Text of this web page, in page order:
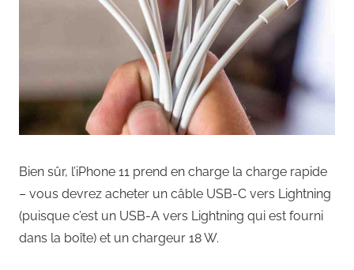
Bien sûr, l’iPhone 11 prend en charge la charge rapide
– vous devrez acheter un câble USB-C vers Lightning
(puisque c’est un USB-A vers Lightning qui est fourni
dans la boîte) et un chargeur 18 W.